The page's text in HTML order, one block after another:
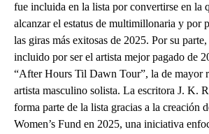
fue incluida en la lista por convertirse en la
alcanzar el estatus de multimillonaria y por
las giras más exitosas de 2025. Por su
incluido por ser el artista mejor pagado de
“After Hours Til Dawn Tour”, la de mayor
artista masculino solista. La escritora J. K.
forma parte de la lista gracias a la creación
Women’s Fund en 2025, una iniciativa